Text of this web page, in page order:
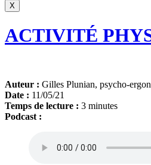
X
ACTIVITÉ
Auteur : Gilles Plunian, psycho-
Date : 11/05/21
Temps de lecture : 3 minutes
Podcast :